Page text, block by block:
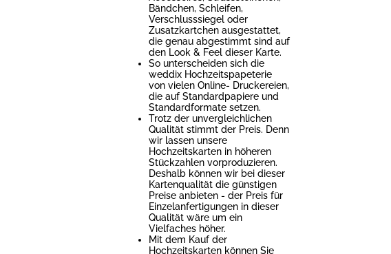
Bändchen, Schleifen,
Verschlusssiegel oder
Zusatzkartchen ausgestattet,
die genau abgestimmt sind auf
den Look & Feel dieser Karte.
So unterscheiden sich die
weddix Hochzeitspapeterie
von vielen Online- Druckereien,
die auf Standardpapiere und
Standardformate setzen.
Trotz der unvergleichlichen
Qualität stimmt der Preis. Denn
wir lassen unsere
Hochzeitskarten in höheren
Stückzahlen vorproduzieren.
Deshalb können wir bei dieser
Kartenqualität die günstigen
Preise anbieten - der Preis für
Einzelanfertigungen in dieser
Qualität wäre um ein
Vielfaches höher.
Mit dem Kauf der
Hochzeitskarten können Sie